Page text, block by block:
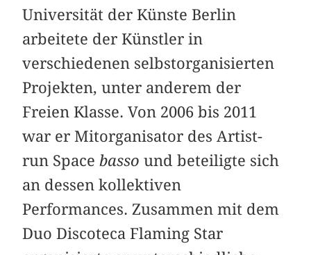
Universität der Künste Berlin
arbeitete der Künstler in
verschiedenen selbstorganisierten
Projekten, unter anderem der
Freien Klasse. Von 2006 bis 2011
war er Mitorganisator des Artist-
run Space basso und beteiligte sich
an dessen kollektiven
Performances. Zusammen mit dem
Duo Discoteca Flaming Star